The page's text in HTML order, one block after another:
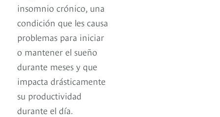
insomnio crónico, una
condición que les causa
problemas para iniciar
o mantener el sueño
durante meses y que
impacta drásticamente
su productividad
durante el día.